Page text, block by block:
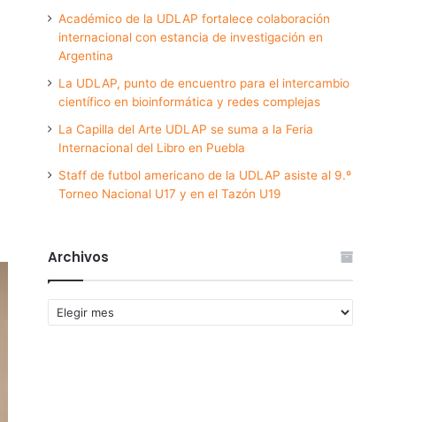
Académico de la UDLAP fortalece colaboración
internacional con estancia de investigación en
Argentina
La UDLAP, punto de encuentro para el intercambio
científico en bioinformática y redes complejas
La Capilla del Arte UDLAP se suma a la Feria
Internacional del Libro en Puebla
Staff de futbol americano de la UDLAP asiste al 9.º
Torneo Nacional U17 y en el Tazón U19
Archivos
Archivos